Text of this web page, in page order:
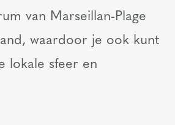
van Marseillan-Plage
waardoor je ook kunt
lokale sfeer en